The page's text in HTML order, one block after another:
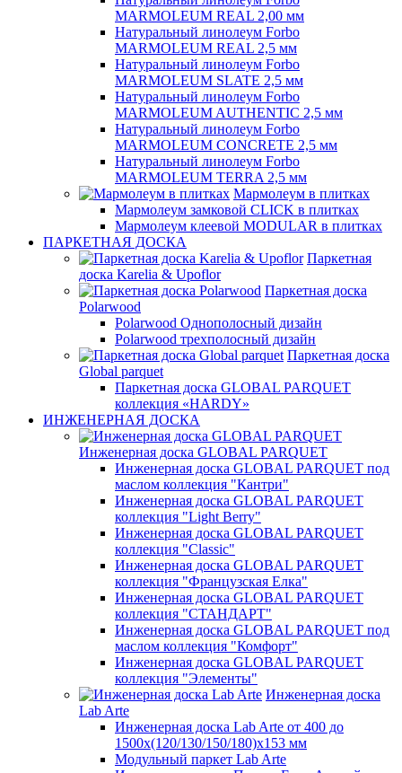
MARMOLEUM REAL 2,00 мм
Натуральный линолеум Forbo
MARMOLEUM REAL 2,5 мм
Натуральный линолеум Forbo
MARMOLEUM SLATE 2,5 мм
Натуральный линолеум Forbo
MARMOLEUM AUTHENTIC 2,5 мм
Натуральный линолеум Forbo
MARMOLEUM CONCRETE 2,5 мм
Натуральный линолеум Forbo
MARMOLEUM TERRA 2,5 мм
Мармолеум в плитках
Мармолеум замковой CLICK в плитках
Мармолеум клеевой MODULAR в плитках
ПАРКЕТНАЯ ДОСКА
Паркетная
доска Karelia & Upoflor
Паркетная доска
Polarwood
Polarwood Однополосный дизайн
Polarwood трехполосный дизайн
Паркетная доска
Global parquet
Паркетная доска GLOBAL PARQUET
коллекция «HARDY»
ИНЖЕНЕРНАЯ ДОСКА
Инженерная доска GLOBAL PARQUET
Инженерная доска GLOBAL PARQUET под
маслом коллекция "Кантри"
Инженерная доска GLOBAL PARQUET
коллекция "Light Berry"
Инженерная доска GLOBAL PARQUET
коллекция "Classic"
Инженерная доска GLOBAL PARQUET
коллекция "Французская Елка"
Инженерная доска GLOBAL PARQUET
коллекция "СТАНДАРТ"
Инженерная доска GLOBAL PARQUET под
маслом коллекция "Комфорт"
Инженерная доска GLOBAL PARQUET
коллекция "Элементы"
Инженерная доска
Lab Arte
Инженерная доска Lab Arte от 400 до
1500х(120/130/150/180)х153 мм
Модульный паркет Lab Arte